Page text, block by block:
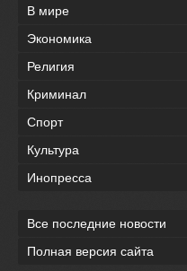
В мире
Экономика
Религия
Криминал
Спорт
Культура
Инопресса
Все последние новости
Полная версия сайта